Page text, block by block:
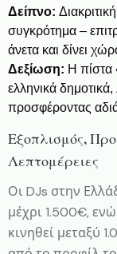
Δείπνο:
συγκρότημα –
άνετα και δίνει
Δεξίωση: Η πίστα
ελληνικά δημοτικά,
προσφέροντας
Εξοπλισμός,
Λεπτομέρειες
Οι DJs στην
μέχρι 1.500€,
κινηθεί μεταξύ